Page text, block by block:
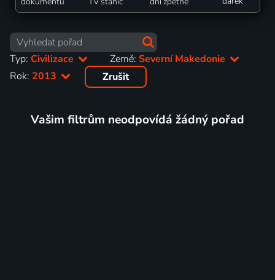
Typ: Civilizace Země:Severní Makedonie
Rok: 2013 Zrušit
Vašim filtrům neodpovídá žádný pořad